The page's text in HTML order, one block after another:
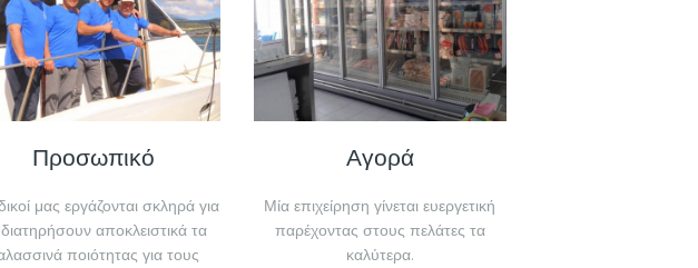
Προσωπικό
μας εργάζονται σκληρά για
αποκλειστικά τα
ποιότητας για τους
Αγορά
Μία επιχείρηση γίνεται ευεργετική
παρέχοντας στους πελάτες τα
καλύτερα.